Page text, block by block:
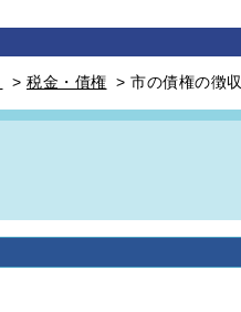
> 税金・債権 > 市の債権の徴収